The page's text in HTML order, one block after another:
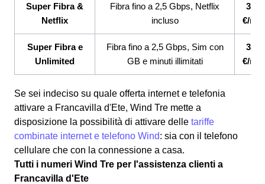
Super Fibra &
Netflix
Fibra fino a 2,5 Gbps, Netflix
incluso
€/
Super Fibra e
Unlimited
Fibra fino a 2,5 Gbps, Sim con
GB e minuti illimitati
€/
Se sei indeciso su quale offerta internet e telefonia
attivare a Francavilla d'Ete, Wind Tre mette a
disposizione la possibilità di attivare delle tariffe
combinate internet e telefono Wind: sia con il telefono
cellulare che con la connessione a casa.
Tutti i numeri Wind Tre per l'assistenza clienti a
Francavilla d'Ete